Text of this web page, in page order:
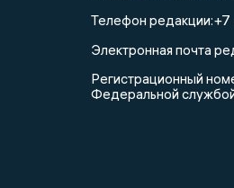
Телефон редакции:
Электронная почта
Регистрационный
Федеральной